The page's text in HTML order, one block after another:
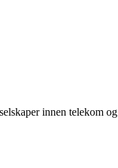
innen telekom